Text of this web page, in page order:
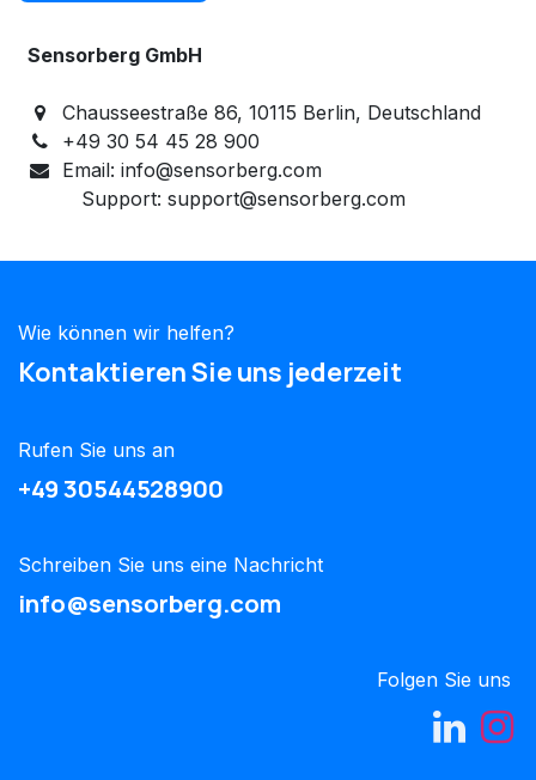
Sensorberg GmbH
Chausseestraße 86, 10115 Berlin, Deutschland​
+49 30 54 45 28 900
Email: info@sensorberg.com
Support: support@sensorberg.com
Wie können wir helfen?
Kontaktieren Sie uns jederzeit
Rufen Sie uns an
+49 30544528900
Schreiben Sie uns eine Nachricht
info@sensorberg.com
Folgen Sie uns